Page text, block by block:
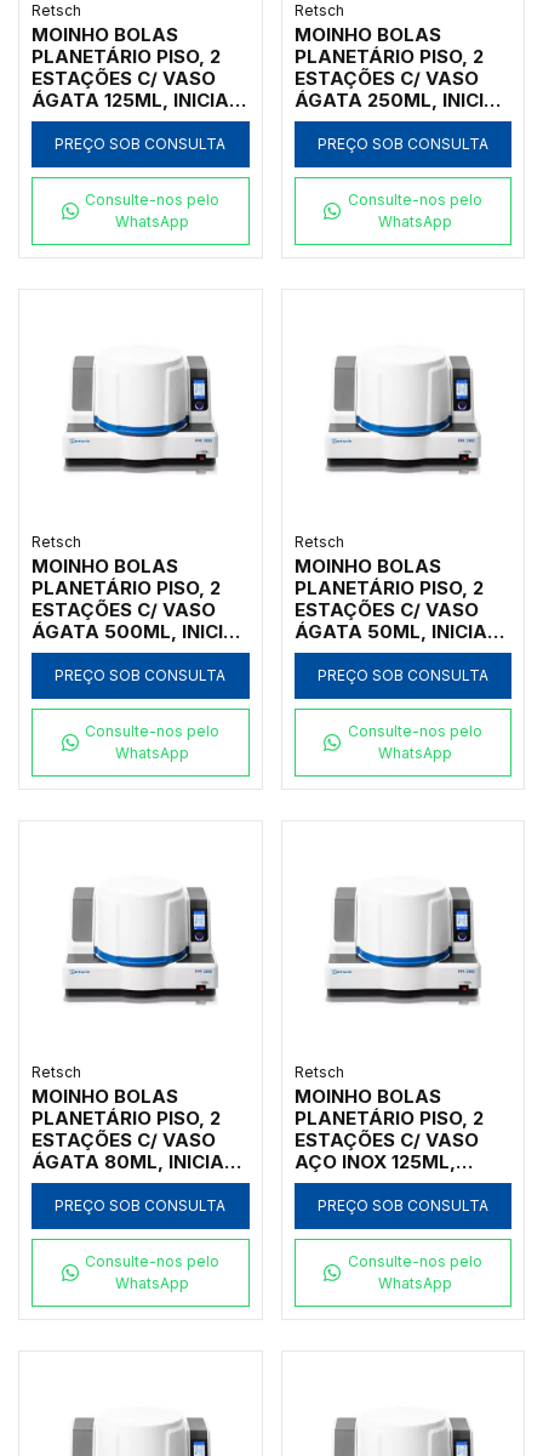
Retsch
MOINHO BOLAS
PLANETÁRIO PISO, 2
ESTAÇÕES C/ VASO
ÁGATA 125ML, INICIAL
<10MM, FINAL <1UM
PREÇO SOB CONSULTA
Consulte-nos pelo
WhatsApp
Retsch
MOINHO BOLAS
PLANETÁRIO PISO, 2
ESTAÇÕES C/ VASO
ÁGATA 250ML, INICIAL
<10MM, FINAL <1UM
PREÇO SOB CONSULTA
Consulte-nos pelo
WhatsApp
Retsch
MOINHO BOLAS
PLANETÁRIO PISO, 2
ESTAÇÕES C/ VASO
ÁGATA 500ML, INICIAL
<10MM, FINAL <1UM
PREÇO SOB CONSULTA
Consulte-nos pelo
WhatsApp
Retsch
MOINHO BOLAS
PLANETÁRIO PISO, 2
ESTAÇÕES C/ VASO
ÁGATA 50ML, INICIAL
<10MM, FINAL <1UM
PREÇO SOB CONSULTA
Consulte-nos pelo
WhatsApp
Retsch
MOINHO BOLAS
PLANETÁRIO PISO, 2
ESTAÇÕES C/ VASO
ÁGATA 80ML, INICIAL
<10MM, FINAL <1UM
PREÇO SOB CONSULTA
Consulte-nos pelo
WhatsApp
Retsch
MOINHO BOLAS
PLANETÁRIO PISO, 2
ESTAÇÕES C/ VASO
AÇO INOX 125ML,
INICIAL <10MM, FINAL
<1UM
PREÇO SOB CONSULTA
Consulte-nos pelo
WhatsApp